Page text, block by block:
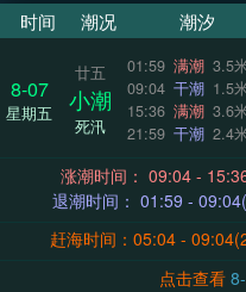
时间 潮况 潮汐
8-07
星期五
廿五
小潮
死汛
01:59 满潮 3.5
09:04 干潮 1.5
15:36 满潮 3.6
21:59 干潮 2.4
涨潮时间：
退潮时间：
赶海时间：05:04 -
点击查看